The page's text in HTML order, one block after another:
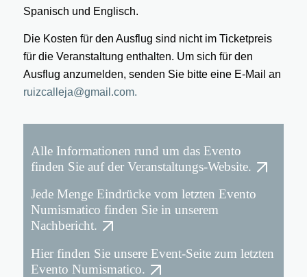
Spanisch und Englisch.
Die Kosten für den Ausflug sind nicht im Ticketpreis
für die Veranstaltung enthalten. Um sich für den
Ausflug anzumelden, senden Sie bitte eine E-Mail an
ruizcalleja@gmail.com.
Alle Informationen rund um das Evento
finden Sie auf der Veranstaltungs-Website.
Jede Menge Eindrücke vom letzten Evento
Numismatico finden Sie in unserem
Nachbericht.
Hier finden Sie unsere Event-Seite zum letzten
Evento Numismatico.